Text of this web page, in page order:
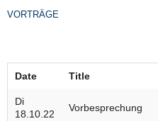
VORTRÄGE
Date Title
Di
18.10.22
Vorbesprechung